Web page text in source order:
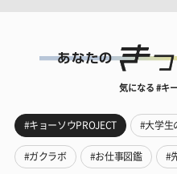
気になる #キ
#キョーソウPROJECT #大学生
#ガクラボ #お仕事図鑑 #